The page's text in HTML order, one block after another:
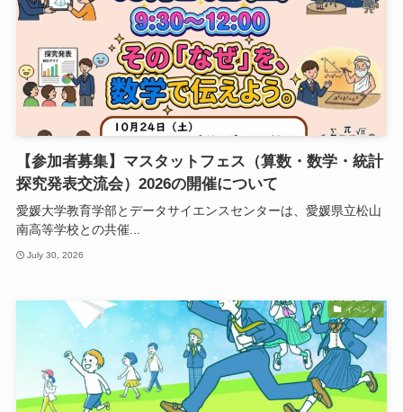
【参加者募集】マスタットフェス（算数・数学・統計
探究発表交流会）2026の開催について
愛媛大学教育学部とデータサイエンスセンターは、愛媛県立松山
南高等学校との共催...
July 30, 2026
イベント